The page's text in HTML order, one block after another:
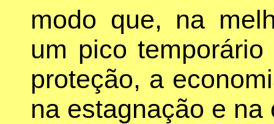
modo que, na
um pico
proteção, a
na estagnação e na